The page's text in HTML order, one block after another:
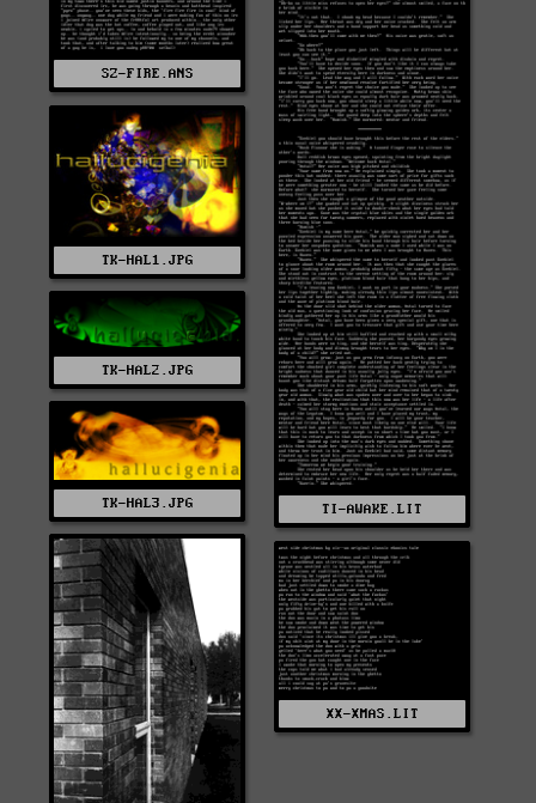
SZ-FIRE.ANS
TI-AWAKE.LIT
TK-HAL1.JPG
TK-HAL2.JPG
TK-HAL3.JPG
XX-XMAS.LIT